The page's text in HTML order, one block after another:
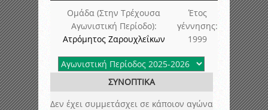
Ομάδα (Στην Τρέχουσα
Αγωνιστική Περίοδο):
Ατρόμητος Ζαρουχλεΐκων
Έτος
γέννησης:
1999
ΣΥΝΟΠΤΙΚΑ
Δεν έχει συμμετάσχει σε κάποιον αγώνα